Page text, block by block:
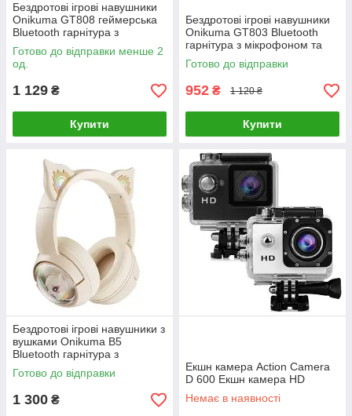
Бездротові ігрові навушники
Onikuma GT808 геймерська
Bluetooth гарнітура з
мікрофоном та RGB (Black)-
LВR
Готово до відправки менше 2
од.
1 129 ₴
Купити
Бездротові ігрові навушники
Onikuma GT803 Bluetooth
гарнітура з мікрофоном та
шумозаглушенням (White)-
LВR
Готово до відправки
952 ₴ 1 120 ₴
Купити
Бездротові ігрові навушники з
вушками Onikuma B5
Bluetooth гарнітура з
мікрофоном та RGB
підсвічуванням (B-LВR
Готово до відправки
1 300 ₴
Екшн камера Action Camera
D 600 Екшн камера HD
Немає в наявності